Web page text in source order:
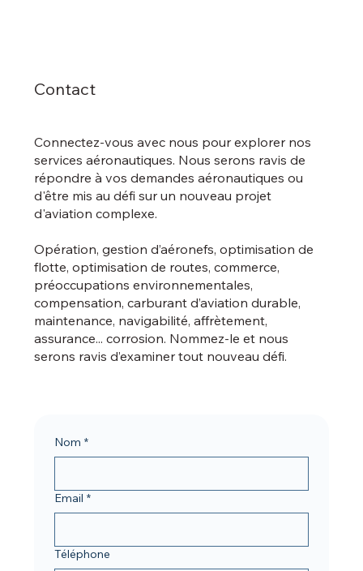
Contact
Connectez-vous avec nous pour explorer nos
services aéronautiques. Nous serons ravis de
répondre à vos demandes aéronautiques ou
d'être mis au défi sur un nouveau projet
d'aviation complexe.
Opération, gestion d’aéronefs, optimisation de
flotte, optimisation de routes, commerce,
préoccupations environnementales,
compensation, carburant d’aviation durable,
maintenance, navigabilité, affrètement,
assurance... corrosion. Nommez-le et nous
serons ravis d’examiner tout nouveau défi.
Nom *
Email *
Téléphone